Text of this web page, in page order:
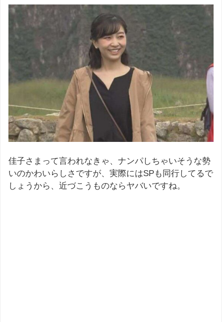
佳子さまって言われなきゃ、ナンパしちゃいそうな勢
いのかわいらしさですが、実際にはSPも同行してるで
しょうから、近づこうものならヤバいですね。